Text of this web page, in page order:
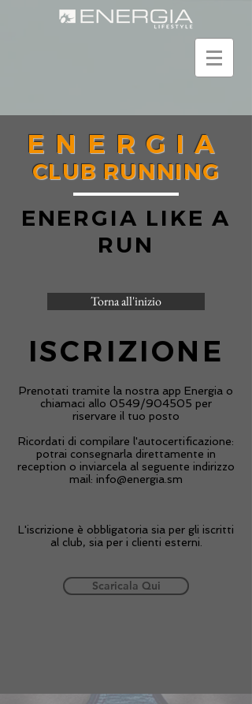
ENERGIA
CLUB RUNNING
ENERGIA LIKE A
RUN
Torna all'inizio
ISCRIZIONE
Prenotati tramite la nostra app Energia o
chiamaci allo 0549/904505 per
riservare il tuo posto
Ricordati di compilare l'autocertificazione:
potrai consegnarla direttamente in
reception o inviarcela al seguente indirizzo
mail: info@energia.sm
L'iscrizione è obbligatoria sia per gli iscritti
al club, sia per i clienti esterni.
Scaricala Qui